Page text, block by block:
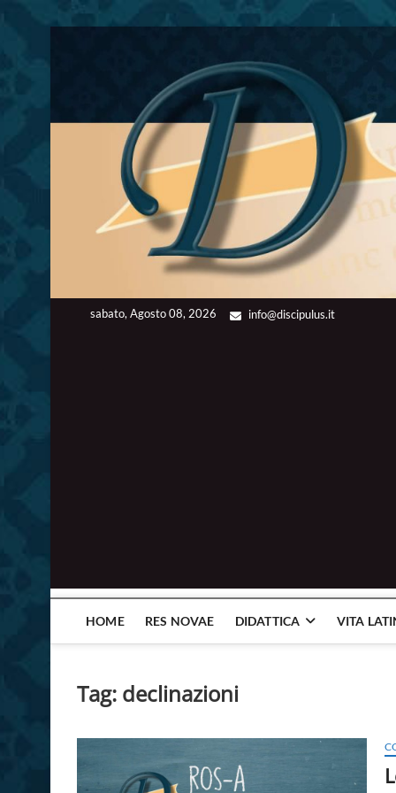
sabato, Agosto 08, 2026 info@discipulus.it
HOME RES NOVAE DIDATTICA VITA
Tag: declinazioni